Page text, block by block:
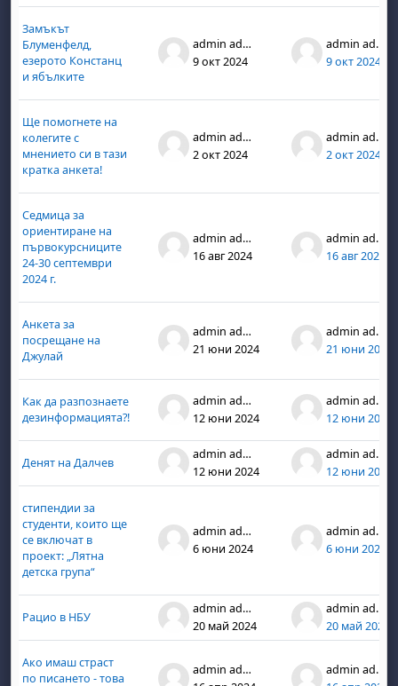
Замъкът
Блуменфелд,
езерото Констанц
и ябълките
admin admin
9 окт 2024
admin admin
9 окт 2024
Ще помогнете на
колегите с
мнението си в тази
кратка анкета!
admin admin
2 окт 2024
admin admin
2 окт 2024
Седмица за
ориентиране на
първокурсниците
24-30 септември
2024 г.
admin admin
16 авг 2024
admin admin
16 авг 2024
Анкета за
посрещане на
Джулай
admin admin
21 юни 2024
admin admin
21 юни 2024
Как да разпознаете
дезинформацията?!
admin admin
12 юни 2024
admin admin
12 юни 2024
Денят на Далчев
admin admin
12 юни 2024
admin admin
12 юни 2024
стипендии за
студенти, които ще
се включат в
проект: „Лятна
детска група“
admin admin
6 юни 2024
admin admin
6 юни 2024
Рацио в НБУ
admin admin
20 май 2024
admin admin
20 май 2024
Ако имаш страст
по писането - това
admin admin
admin admin